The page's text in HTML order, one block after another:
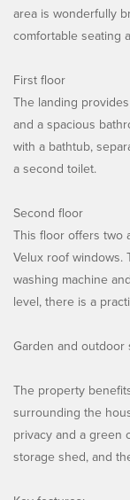
area is wonderfully
comfortable seating
First floor
The landing
and a spacious
with a bathtub,
a second toilet.
Second floor
This floor offers two
Velux roof windows.
washing machine
level, there is a
Garden and outdoor
The property
surrounding the
privacy and a green
storage shed, and